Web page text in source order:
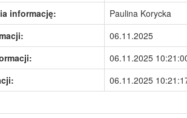
informację:
Paulina Korycka
06.11.2025
06.11.2025
06.11.2025